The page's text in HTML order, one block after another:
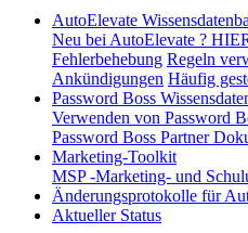
AutoElevate
Neu bei AutoElevate ?
Fehlerbehebung Regeln
Ankündigungen Häufig
Password Boss
Verwenden von Password
Password Boss Partner
Marketing-Toolkit
MSP -Marketing- und
Änderungsprotokolle für
Aktueller Status